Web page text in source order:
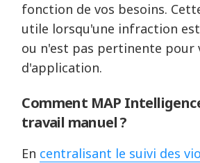
fonction de vos besoins.
utile lorsqu'une infraction
ou n'est pas pertinente
d'application.
Comment MAP
travail manuel ?
En centralisant le suivi des